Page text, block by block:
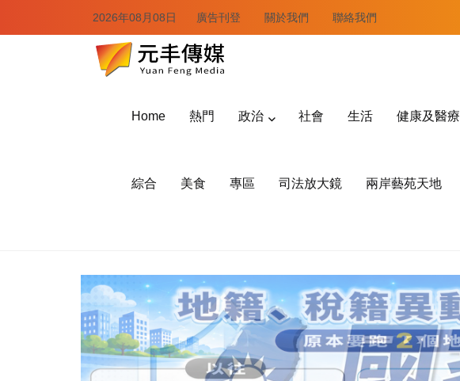
2026年08月08日 廣告刊登 關於我們 聯絡我們
Home 熱門 政治 社會 生活 健康及醫療
綜合 美食 專區 司法放大鏡 兩岸藝苑天地